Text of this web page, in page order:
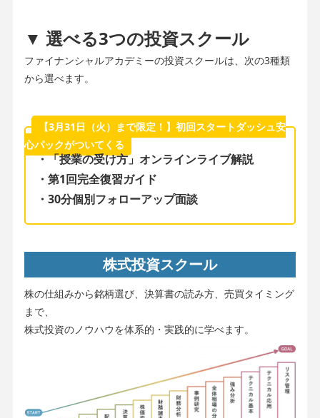
▼ 選べる3つの投資スクール
ファイナンシャルアカデミーの投資スクールは、次の3種類
から選べます。
【3月31日（火）まで限定！】初回スタートダッシュ安
心パックがついてくる
・「授業の受け方」オンラインライブ解説
・第1回完全復習ガイド
・30分個別フォローアップ面談
株式投資スクール
株の仕組みから銘柄選び、決算書の読み方、売買タイミング
まで、
株式投資のノウハウを体系的・実践的に学べます。